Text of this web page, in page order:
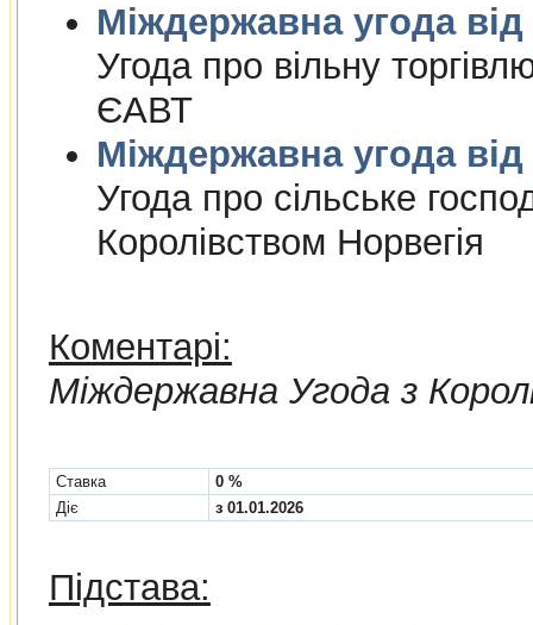
Угода про вiльну
ЄАВТ
Угода про сiльське
Королiвством Норвегiя
Коментарі:
Мiждержавна Угода з
Cтавка
0 %
Діє
з 01.01.2026
Підстава: